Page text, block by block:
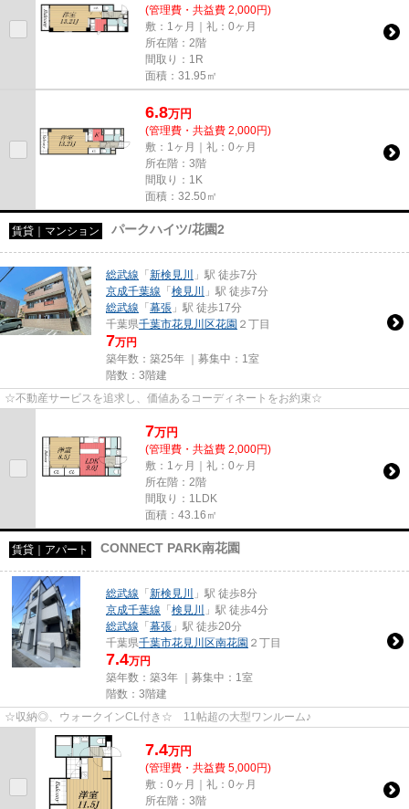
(管理費・共益費 2,000円)
敷：1ヶ月｜礼：0ヶ月
所在階：2階
間取り：1R
面積：31.95㎡
6.8万円
(管理費・共益費 2,000円)
敷：1ヶ月｜礼：0ヶ月
所在階：3階
間取り：1K
面積：32.50㎡
賃貸｜マンション パークハイツ/花園2
総武線 「新検見川
」駅 徒歩7分
京成千葉線 「検見川
」駅 徒歩7分
総武線 「幕張 」駅 徒歩17分
千葉県千葉市花見川区花園 ２丁目
7万円
築年数：築25年 ｜募集中： 1室
階数：3階建
☆不動産サービスを追求し、価値あるコーディネートをお約束☆
7万円
(管理費・共益費 2,000円)
敷：1ヶ月｜礼：0ヶ月
所在階：2階
間取り：1LDK
面積：43.16㎡
賃貸｜アパート CONNECT PARK南花園
総武線 「新検見川
」駅 徒歩8分
京成千葉線 「検見川
」駅 徒歩4分
総武線 「幕張 」駅 徒歩20分
千葉県千葉市花見川区南花園 ２丁目
7.4万円
築年数：築3年 ｜募集中： 1室
階数：3階建
☆収納◎、ウォークインCL付き☆ 11帖超の大型ワンルーム♪
7.4万円
(管理費・共益費 5,000円)
敷：0ヶ月｜礼：0ヶ月
所在階：3階